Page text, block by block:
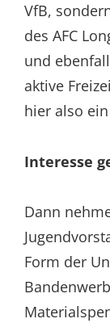
VfB,
des AFC
und
aktive
hier also
Interesse
Dann
Form der